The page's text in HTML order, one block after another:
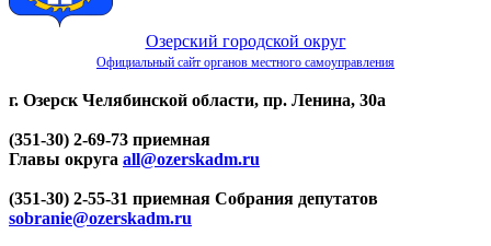
Озерский городской округ
Официальный сайт органов местного самоуправления
г. Озерск Челябинской области, пр. Ленина, 30а
(351-30) 2-69-73 приемная
Главы округа all@ozerskadm.ru
(351-30) 2-55-31 приемная Собрания депутатов
sobranie@ozerskadm.ru